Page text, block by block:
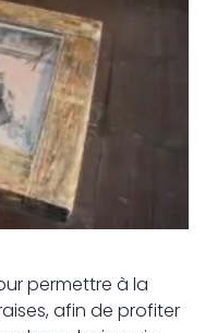
permettre à la
afin de profiter